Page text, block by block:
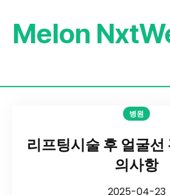
Melon
병원
리프팅시술 후 얼굴선
의사항
2025-04-23